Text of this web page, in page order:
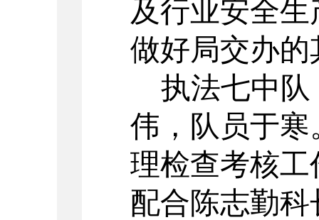
及行业安全生
做好局交办的
执法七中队
伟 ，队员于寒
理检查考核工
配合陈志勤科